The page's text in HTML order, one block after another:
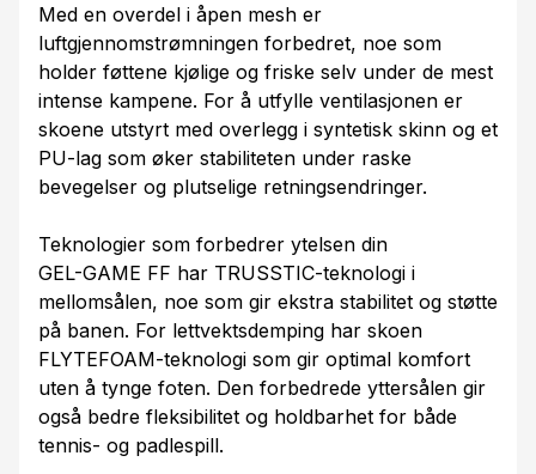
Med en overdel i åpen mesh er
luftgjennomstrømningen forbedret, noe som
holder føttene kjølige og friske selv under de mest
intense kampene. For å utfylle ventilasjonen er
skoene utstyrt med overlegg i syntetisk skinn og et
PU-lag som øker stabiliteten under raske
bevegelser og plutselige retningsendringer.
Teknologier som forbedrer ytelsen din
GEL-GAME FF har TRUSSTIC-teknologi i
mellomsålen, noe som gir ekstra stabilitet og støtte
på banen. For lettvektsdemping har skoen
FLYTEFOAM-teknologi som gir optimal komfort
uten å tynge foten. Den forbedrede yttersålen gir
også bedre fleksibilitet og holdbarhet for både
tennis- og padlespill.